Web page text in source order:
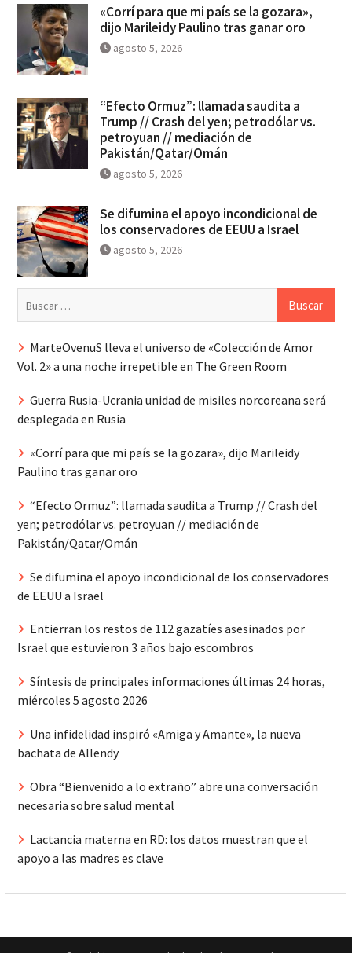
«Corrí para que mi país se la gozara»,
dijo Marileidy Paulino tras ganar oro
agosto 5, 2026
“Efecto Ormuz”: llamada saudita a
Trump // Crash del yen; petrodólar vs.
petroyuan // mediación de
Pakistán/Qatar/Omán
agosto 5, 2026
Se difumina el apoyo incondicional de
los conservadores de EEUU a Israel
agosto 5, 2026
MarteOvenuS lleva el universo de «Colección de Amor
Vol. 2» a una noche irrepetible en The Green Room
Guerra Rusia-Ucrania unidad de misiles norcoreana será
desplegada en Rusia
«Corrí para que mi país se la gozara», dijo Marileidy
Paulino tras ganar oro
“Efecto Ormuz”: llamada saudita a Trump // Crash del
yen; petrodólar vs. petroyuan // mediación de
Pakistán/Qatar/Omán
Se difumina el apoyo incondicional de los conservadores
de EEUU a Israel
Entierran los restos de 112 gazatíes asesinados por
Israel que estuvieron 3 años bajo escombros
Síntesis de principales informaciones últimas 24 horas,
miércoles 5 agosto 2026
Una infidelidad inspiró «Amiga y Amante», la nueva
bachata de Allendy
Obra “Bienvenido a lo extraño” abre una conversación
necesaria sobre salud mental
Lactancia materna en RD: los datos muestran que el
apoyo a las madres es clave